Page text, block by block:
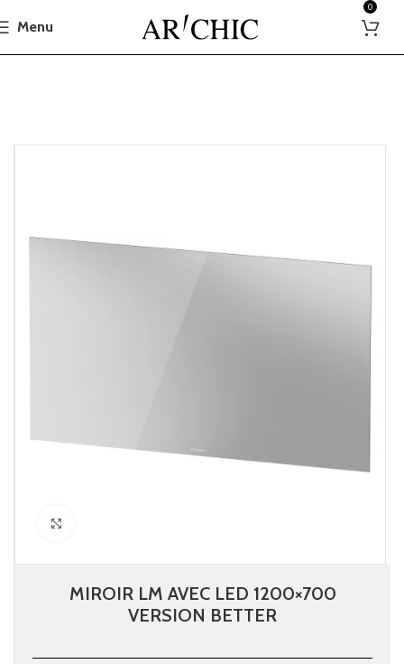
Menu
0
MIROIR LM AVEC LED 1200×700
VERSION BETTER